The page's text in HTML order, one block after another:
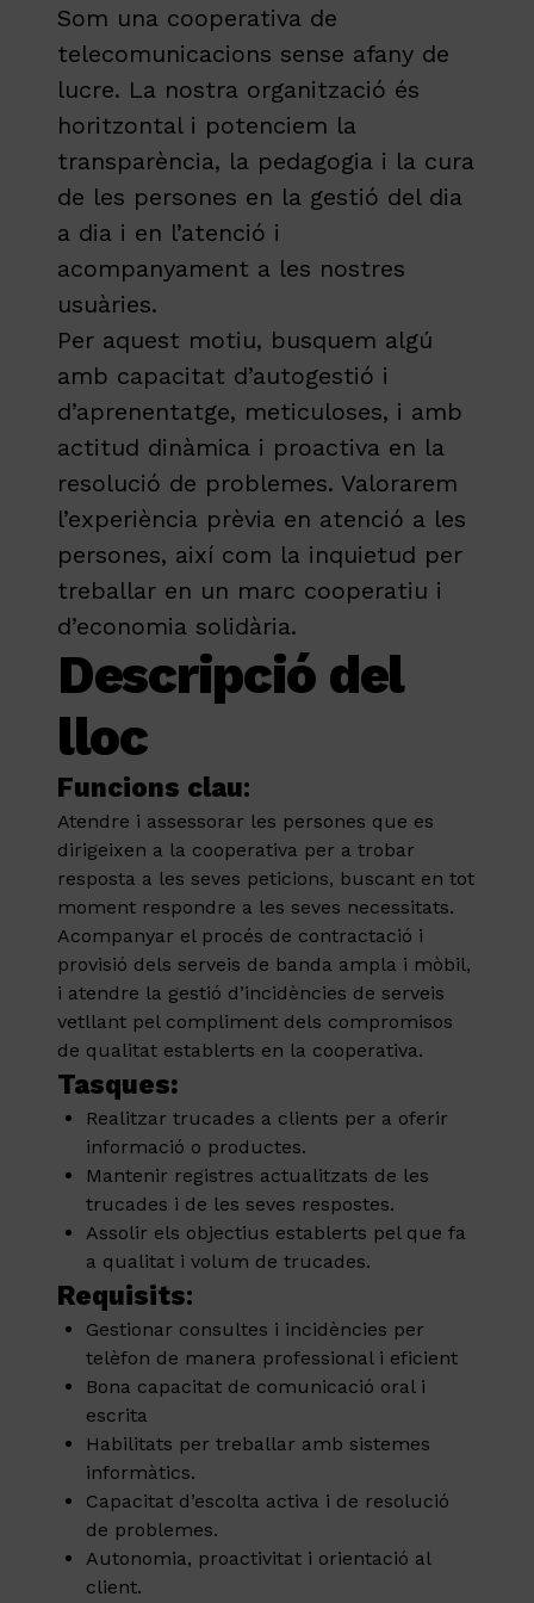
Som una cooperativa de
telecomunicacions sense afany de
lucre. La nostra organització és
horitzontal i potenciem la
transparència, la pedagogia i la cura
de les persones en la gestió del dia
a dia i en l’atenció i
acompanyament a les nostres
usuàries.
Per aquest motiu, busquem algú
amb capacitat d’autogestió i
d’aprenentatge, meticuloses, i amb
actitud dinàmica i proactiva en la
resolució de problemes. Valorarem
l’experiència prèvia en atenció a les
persones, així com la inquietud per
treballar en un marc cooperatiu i
d’economia solidària.
Descripció del
lloc
Funcions clau:
Atendre i assessorar les persones que es
dirigeixen a la cooperativa per a trobar
resposta a les seves peticions, buscant en tot
moment respondre a les seves necessitats.
Acompanyar el procés de contractació i
provisió dels serveis de banda ampla i mòbil,
i atendre la gestió d’incidències de serveis
vetllant pel compliment dels compromisos
de qualitat establerts en la cooperativa.
Tasques:
Realitzar trucades a clients per a oferir
informació o productes.
Mantenir registres actualitzats de les
trucades i de les seves respostes.
Assolir els objectius establerts pel que fa
a qualitat i volum de trucades.
Requisits:
Gestionar consultes i incidències per
telèfon de manera professional i eficient
Bona capacitat de comunicació oral i
escrita
Habilitats per treballar amb sistemes
informàtics.
Capacitat d’escolta activa i de resolució
de problemes.
Autonomia, proactivitat i orientació al
client.